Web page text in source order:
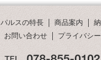
商品案内
パルスの特長
プライバシ
お問い合わせ